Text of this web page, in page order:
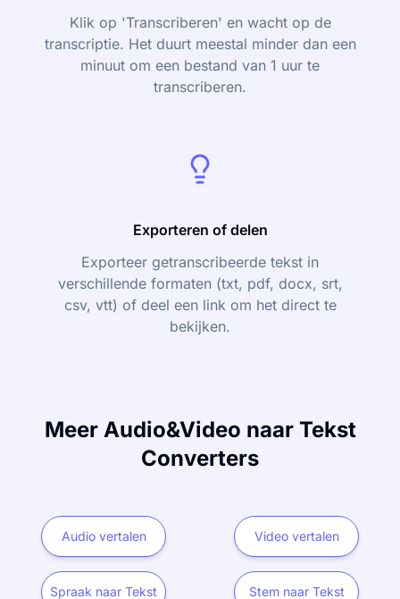
Klik op 'Transcriberen' en wacht op de
transcriptie. Het duurt meestal minder dan een
minuut om een bestand van 1 uur te
transcriberen.
Exporteren of delen
Exporteer getranscribeerde tekst in
verschillende formaten (txt, pdf, docx, srt,
csv, vtt) of deel een link om het direct te
bekijken.
Meer Audio&Video naar Tekst
Converters
Audio vertalen Video vertalen
Spraak naar Tekst Stem naar Tekst